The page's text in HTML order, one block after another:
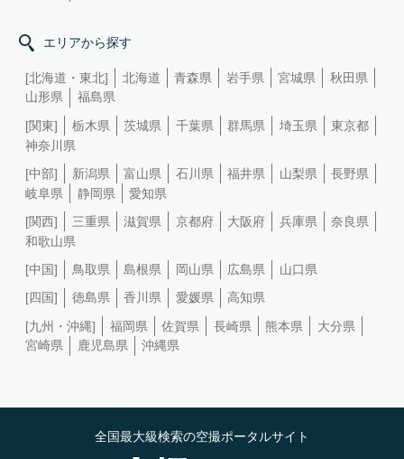
エリアから探す
[北海道・東北] 北海道 青森県 岩手県 宮城県
秋田県
山形県
福島県
[関東]
栃木県 茨城県 千葉県 群馬県 埼玉県
東京都
神奈川県
[中部]
新潟県 富山県 石川県 福井県 山梨県
長野県
岐阜県
静岡県
愛知県
[関西]
三重県 滋賀県 京都府 大阪府 兵庫県
奈良県
和歌山県
[中国]
鳥取県 島根県 岡山県 広島県
山口県
[四国]
徳島県 香川県 愛媛県
高知県
[九州・沖縄]
福岡県 佐賀県 長崎県 熊本県
大分県
宮崎県
鹿児島県 沖縄県
全国最大級検索の空撮ポータルサイト